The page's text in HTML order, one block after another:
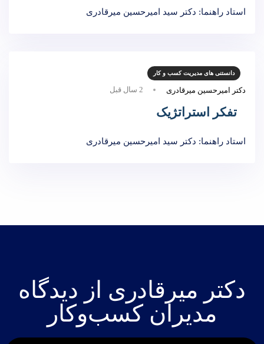
استاد راهنما: دکتر سید امیرحسین میرقادری
دانستنی های مدیریت کسب و کار
دکتر امیرحسین میرقادری 2 سال قبل
تفکر استراتژیک
استاد راهنما: دکتر سید امیرحسین میرقادری
دکتر میرقادری از دیدگاه
مدیران کسب‌وکار